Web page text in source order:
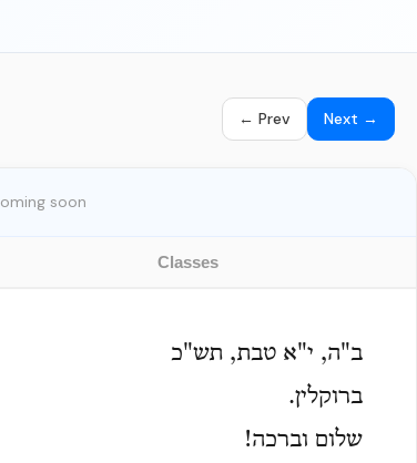
← Prev Next →
soon
Classes
ב"ה, י"א טבת, תש"כ
ברוקלין.
שלום וברכה!